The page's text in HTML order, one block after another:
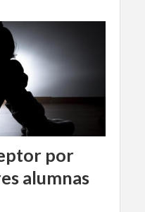
por
alumnas